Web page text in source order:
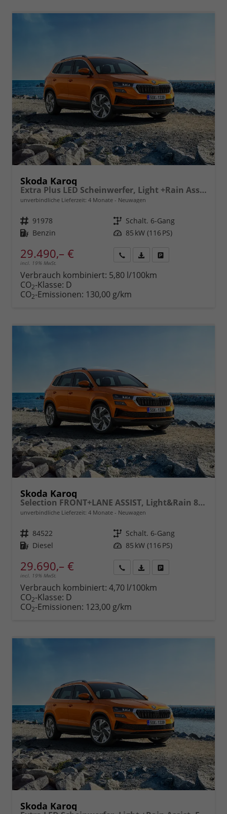
Skoda Karoq
Extra Plus LED Scheinwerfer, Light +Rain Assist, Front + Lane 8" Entertainment, ESP mit ABS, MSR, ASR, EDS, HBA, DSR, RBS, MKB,Climatronic, Parksensoren, Sitzhzg., 17" ALU uvm.
unverbindliche Lieferzeit: 4 Monate Neuwagen
Fahrzeugnr. 91978 Getriebe Schalt. 6-Gang
Kraftstoff Benzin Leistung 85 kW (116 PS)
29.490,– €
incl. 19% MwSt.
anfordern
Datei,
Verbrauch kombiniert: 5,80 l/100km
CO2-Klasse: D
CO2-Emissionen: 130,00 g/km
Skoda Karoq
Selection FRONT+LANE ASSIST, Light&Rain 8" Entertainment, virtuelles Cockpit, Climatronic, Parksensoren, Sitzhzg., 16" ALU uvm.
unverbindliche Lieferzeit: 4 Monate Neuwagen
Fahrzeugnr. 84522 Getriebe Schalt. 6-Gang
Kraftstoff Diesel Leistung 85 kW (116 PS)
29.690,– €
incl. 19% MwSt.
anfordern
Datei,
Verbrauch kombiniert: 4,70 l/100km
CO2-Klasse: D
CO2-Emissionen: 123,00 g/km
Skoda Karoq